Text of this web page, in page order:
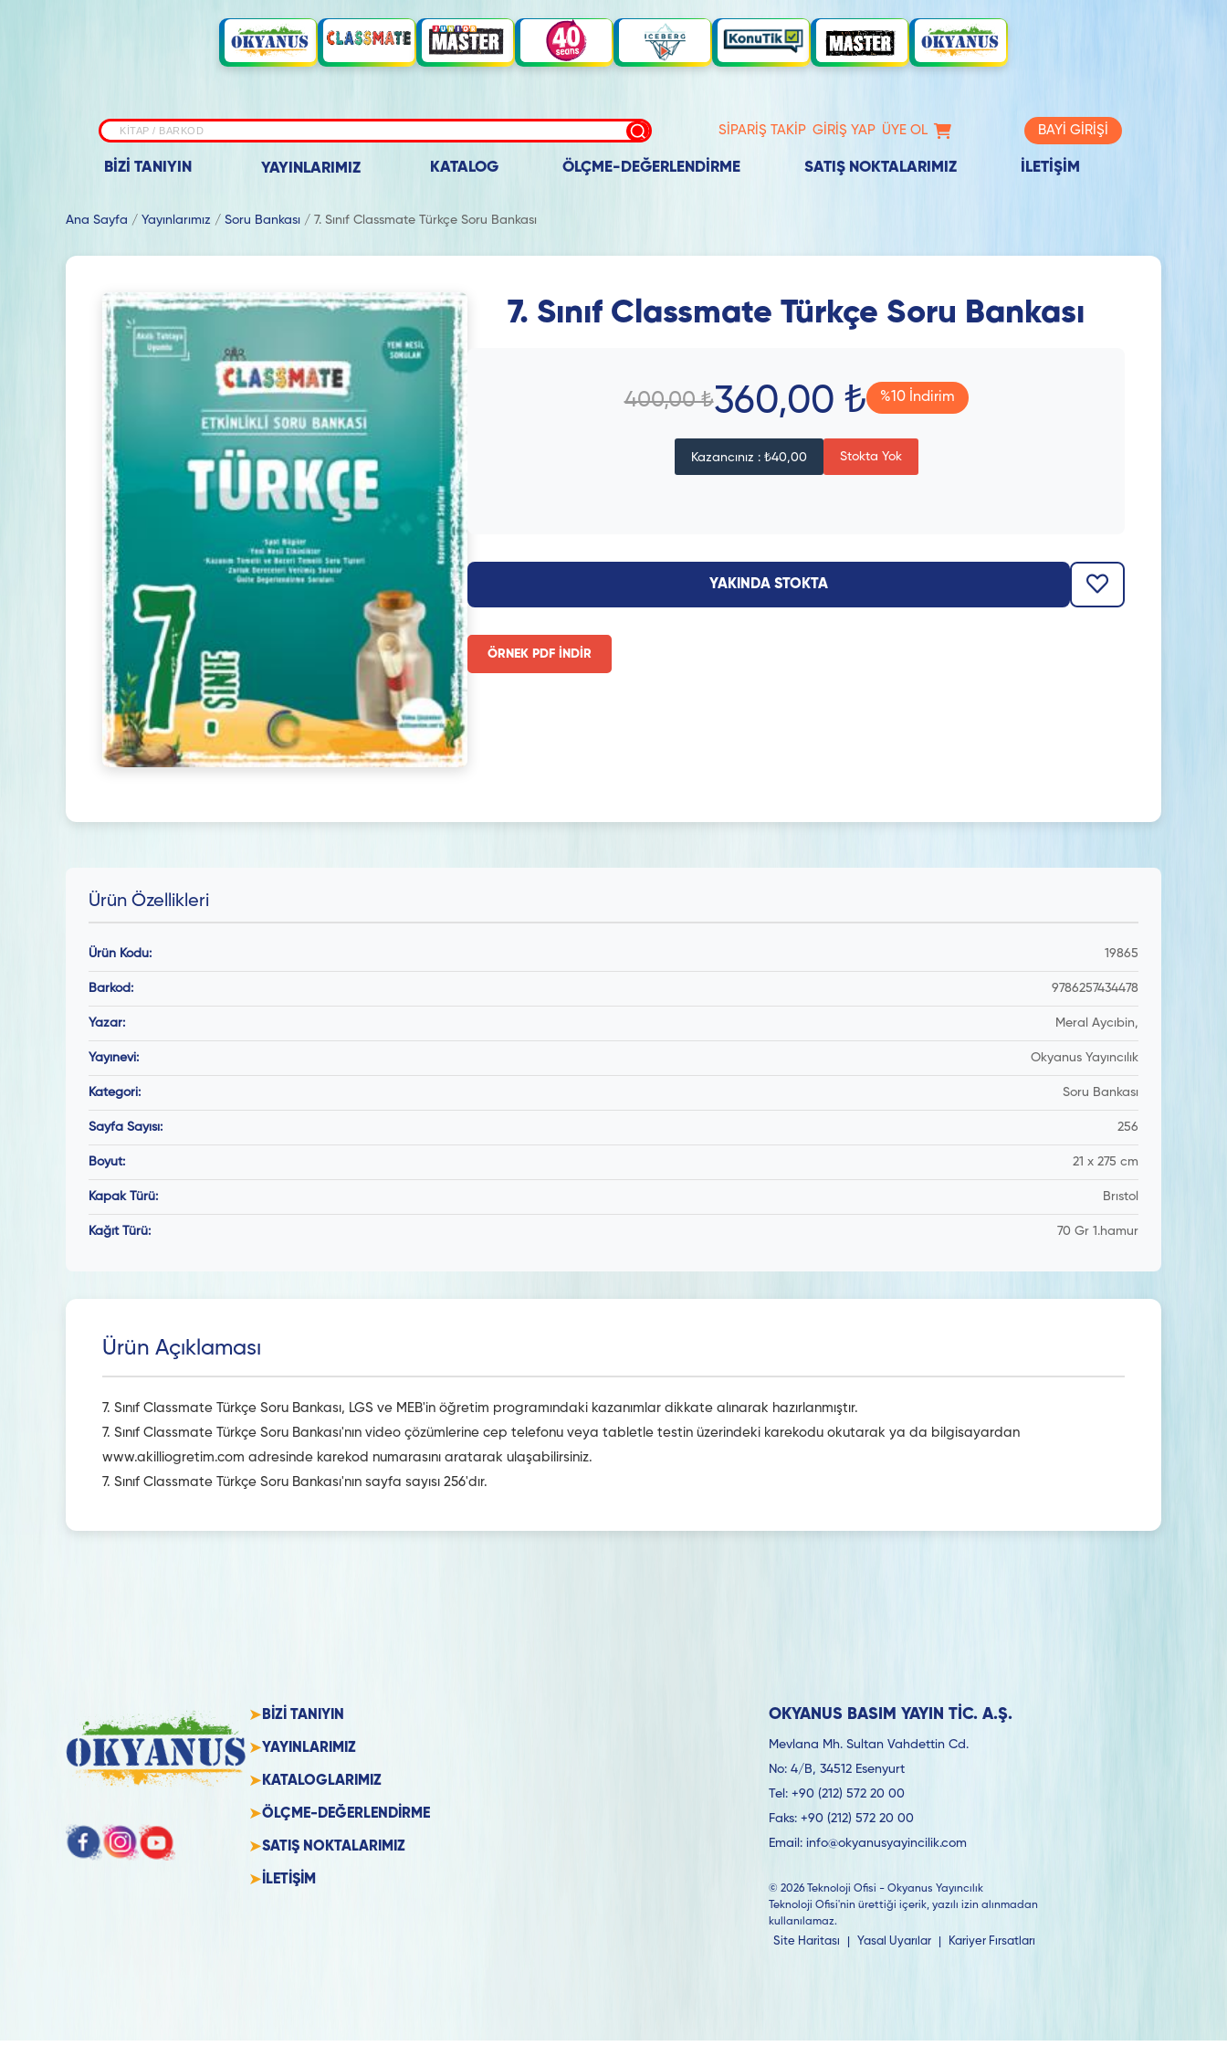
SİPARİŞ TAKİP GİRİŞ YAP ÜYE OL BAYİ GİRİŞİ
BİZİ TANIYIN YAYINLARIMIZ KATALOG ÖLÇME-DEĞERLENDİRME SATIŞ NOKTALARIMIZ İLETİŞİM
Ana Sayfa / Yayınlarımız / Soru Bankası / 7. Sınıf Classmate Türkçe Soru Bankası
7. Sınıf Classmate Türkçe Soru Bankası
400,00 ₺360,00 ₺ %10 İndirim
Kazancınız : ₺40,00 Stokta Yok
YAKINDA STOKTA
ÖRNEK PDF İNDİR
Ürün Özellikleri
Ürün Kodu: 19865
Barkod: 9786257434478
Yazar: Meral Aycıbin,
Yayınevi: Okyanus Yayıncılık
Kategori: Soru Bankası
Sayfa Sayısı: 256
Boyut: 21 x 275 cm
Kapak Türü: Brıstol
Kağıt Türü: 70 Gr 1.hamur
Ürün Açıklaması
7. Sınıf Classmate Türkçe Soru Bankası, LGS ve MEB'in öğretim programındaki kazanımlar dikkate alınarak hazırlanmıştır.
7. Sınıf Classmate Türkçe Soru Bankası'nın video çözümlerine cep telefonu veya tabletle testin üzerindeki karekodu okutarak ya da bilgisayardan
www.akilliogretim.com adresinde karekod numarasını aratarak ulaşabilirsiniz.
7. Sınıf Classmate Türkçe Soru Bankası'nın sayfa sayısı 256'dır.
BİZİ TANIYIN
YAYINLARIMIZ
KATALOGLARIMIZ
ÖLÇME-DEĞERLENDİRME
SATIŞ NOKTALARIMIZ
İLETİŞİM
OKYANUS BASIM YAYIN TİC. A.Ş.
Mevlana Mh. Sultan Vahdettin Cd.
No: 4/B, 34512 Esenyurt
Tel: +90 (212) 572 20 00
Faks: +90 (212) 572 20 00
Email: info@okyanusyayincilik.com
© 2026 Teknoloji Ofisi - Okyanus Yayıncılık
Teknoloji Ofisi'nin ürettiği içerik, yazılı izin alınmadan
kullanılamaz.
Site Haritası Yasal Uyarılar Kariyer Fırsatları